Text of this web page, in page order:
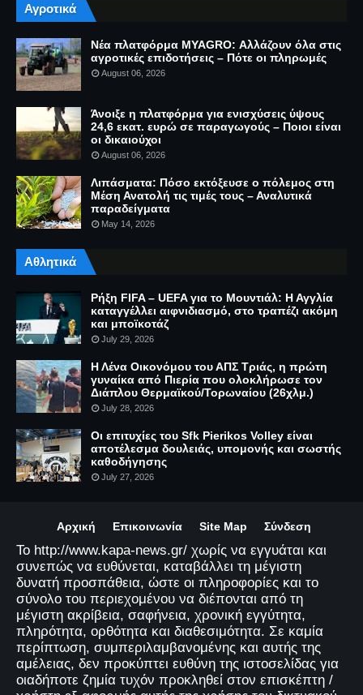
Αγροτικά
Νέα πλατφόρμα MYAGRO: Αλλάζουν όλα στις
αγροτικές επιδοτήσεις – Πότε οι πληρωμές
August 06, 2026
Άνοιξε η πλατφόρμα για ενισχύσεις ύψους
24,6 εκατ. ευρώ σε παραγωγούς – Ποιοι είναι
οι δικαιούχοι
August 06, 2026
Λιπάσματα: Πόσο εκτόξευσε ο πόλεμος στη
Μέση Ανατολή τις τιμές τους – Αναλυτικά
παραδείγματα
May 14, 2026
Αθλητικά
Ρήξη FIFA – UEFA για το Μουντιάλ: Η Αγγλία
καταγγέλλει αιφνιδιασμό, στο τραπέζι ακόμη
και μποϊκοτάζ
July 29, 2026
Η Λένα Οικονόμου του ΑΠΣ Τριάς, η πρώτη
γυναίκα από Πιερία που ολοκλήρωσε τον
Διάπλου Θερμαϊκού/Τορωναίου (26χλμ.)
July 28, 2026
Οι επιτυχίες του Sfk Pierikos Volley είναι
αποτέλεσμα δουλειάς, υπομονής και σωστής
καθοδήγησης
July 27, 2026
Αρχική Επικοινωνία Site Map Σύνδεση
Το http://www.kapa-news.gr/ χωρίς να εγγυάται και
συνεπώς να ευθύνεται, καταβάλλει τη μέγιστη
δυνατή προσπάθεια, ώστε οι πληροφορίες και το
σύνολο του περιεχομένου να διέπονται από τη
μέγιστη ακρίβεια, σαφήνεια, χρονική εγγύτητα,
πληρότητα, ορθότητα και διαθεσιμότητα. Σε καμία
περίπτωση, συμπεριλαμβανομένης και αυτής της
αμέλειας, δεν προκύπτει ευθύνη της ιστοσελίδας για
οιαδήποτε ζημία τυχόν προκληθεί στον επισκέπτη /